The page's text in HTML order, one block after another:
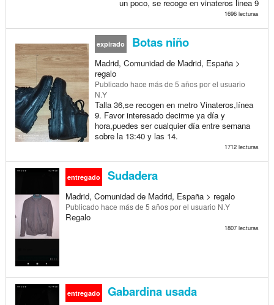
un poco, se recoge en vinateros linea 9
1696 lecturas
expirado Botas niño
Madrid, Comunidad de Madrid, España >
regalo
Publicado hace más de 5 añospor el usuario
N.Y
Talla 36,se recogen en metro Vinateros,línea
9. Favor interesado decirme ya día y
hora,puedes ser cualquier día entre semana
sobre la 13:40 y las 14.
1712 lecturas
entregado Sudadera
Madrid, Comunidad de Madrid, España > regalo
Publicado hace más de 5 añospor el usuario N.Y
Regalo
1807 lecturas
entregado Gabardina usada